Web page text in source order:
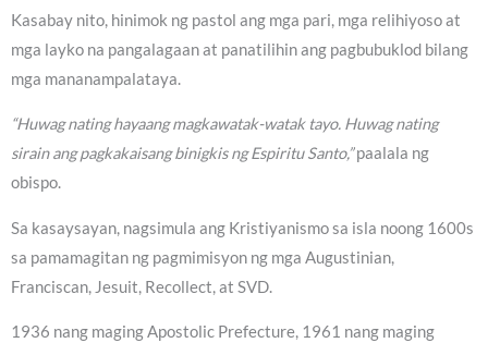
Kasabay nito, hinimok ng pastol ang mga pari, mga relihiyoso at
mga layko na pangalagaan at panatilihin ang pagbubuklod bilang
mga mananampalataya.
“Huwag nating hayaang magkawatak-watak tayo. Huwag nating
sirain ang pagkakaisang binigkis ng Espiritu Santo,”paalala ng
obispo.
Sa kasaysayan, nagsimula ang Kristiyanismo sa isla noong 1600s
sa pamamagitan ng pagmimisyon ng mga Augustinian,
Franciscan, Jesuit, Recollect, at SVD.
1936 nang maging Apostolic Prefecture, 1961 nang maging